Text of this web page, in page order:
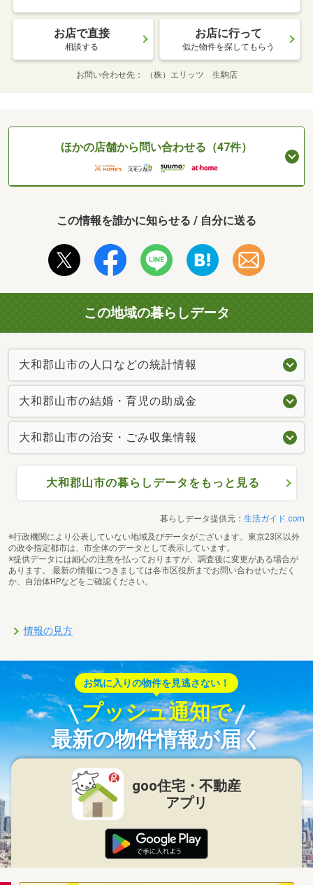
お店で直接
相談する
お店に行って
似た物件を探してもらう
お問い合わせ先 （株）エリッツ 生駒店
ほかの店舗から問い合わせる（47件）
この情報を誰かに知らせる / 自分に送る
この地域の暮らしデータ
大和郡山市の人口などの統計情報
大和郡山市の結婚・育児の助成金
大和郡山市の治安・ごみ収集情報
大和郡山市の暮らしデータをもっと見る
暮らしデータ提供元： 生活ガイド.com
※行政機関により公表していない地域及びデータがございます。東京23区以外
の政令指定都市は、市全体のデータとして表示しています。
※提供データには細心の注意を払っておりますが、調査後に変更がある場合が
あります。 最新の情報につきましては各市区役所までお問い合わせいただく
か、自治体HPなどをご確認ください。
情報の見方
お気に入りの物件を見逃さない！
プッシュ通知で
最新の物件情報が届く
goo住宅・不動産
アプリ